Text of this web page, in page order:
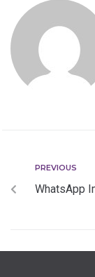
PREVIOUS
WhatsApp